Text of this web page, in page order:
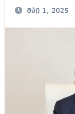
მაი 1, 2025